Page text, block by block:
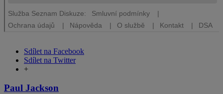
Sdílet na Facebook
Sdílet na Twitter
+
Paul Jackson